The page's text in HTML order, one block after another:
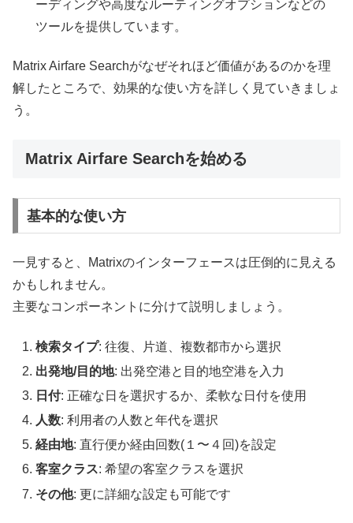
ーディングや高度なルーティングオプションなどの
ツールを提供しています。
Matrix Airfare Searchがなぜそれほど価値があるのかを理
解したところで、効果的な使い方を詳しく見ていきましょ
う。
Matrix Airfare Searchを始める
基本的な使い方
一見すると、Matrixのインターフェースは圧倒的に見える
かもしれません。
主要なコンポーネントに分けて説明しましょう。
検索タイプ: 往復、片道、複数都市から選択
出発地/目的地: 出発空港と目的地空港を入力
日付: 正確な日を選択するか、柔軟な日付を使用
人数: 利用者の人数と年代を選択
経由地: 直行便か経由回数(１〜４回)を設定
客室クラス: 希望の客室クラスを選択
その他: 更に詳細な設定も可能です